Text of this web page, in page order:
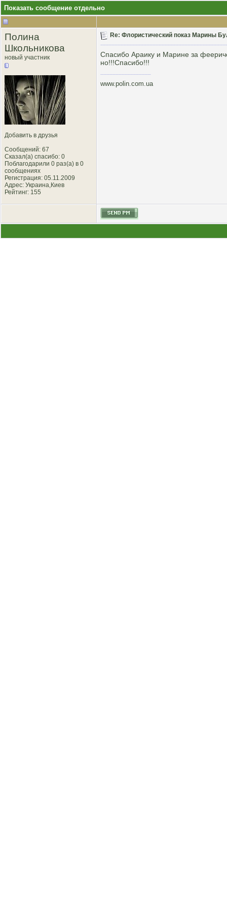
Показать сообщение отдельно
Полина
Школьникова
новый участник
Добавить в друзья
Сообщений: 67
Сказал(а) спасибо: 0
Поблагодарили 0 раз(а) в 0
сообщениях
Регистрация: 05.11.2009
Адрес: Украина,Киев
Рейтинг: 155
Re: Флористический показ Марины
Спасибо Араику и Марине за
но!!!Спасибо!!!
www.polin.com.ua